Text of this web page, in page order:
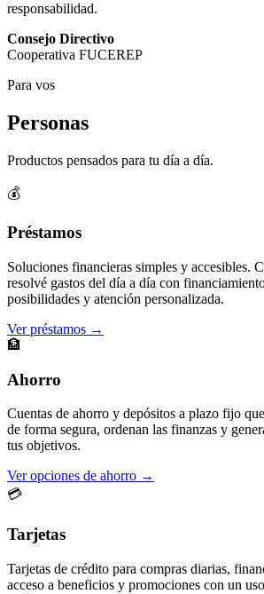
responsabilidad.
Consejo Directivo
Cooperativa FUCEREP
Para vos
Personas
Productos pensados para tu día a día.
💰
Préstamos
Soluciones financieras simples y accesibles.
resolvé gastos del día a día con
posibilidades y atención personalizada.
Ver préstamos →
🏦
Ahorro
Cuentas de ahorro y depósitos a plazo fijo
de forma segura, ordenan las finanzas y
tus objetivos.
Ver opciones de ahorro →
💳
Tarjetas
Tarjetas de crédito para compras diarias,
acceso a beneficios y promociones con un